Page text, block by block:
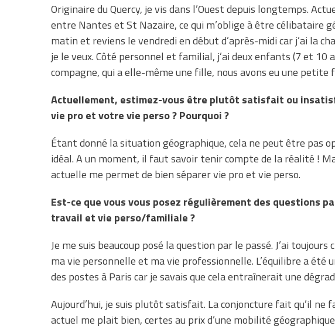
Originaire du Quercy, je vis dans l’Ouest depuis longtemps.
entre Nantes et St Nazaire, ce qui m’oblige à être célibataire
matin et reviens le vendredi en début d’après-midi car j’ai la
je le veux. Côté personnel et familial, j’ai deux enfants (7 et 10
compagne, qui a elle-même une fille, nous avons eu une petite
Actuellement, estimez-vous être plutôt satisfait ou
vie pro et votre vie perso ? Pourquoi ?
Étant donné la situation géographique, cela ne peut être pas
idéal. A un moment, il faut savoir tenir compte de la réalité !
actuelle me permet de bien séparer vie pro et vie perso.
Est-ce que vous vous posez régulièrement des questions
travail et vie perso/familiale ?
Je me suis beaucoup posé la question par le passé. J’ai
ma vie personnelle et ma vie professionnelle. L’équilibre a été
des postes à Paris car je savais que cela entraînerait une
Aujourd’hui, je suis plutôt satisfait. La conjoncture fait qu’il
actuel me plait bien, certes au prix d’une mobilité